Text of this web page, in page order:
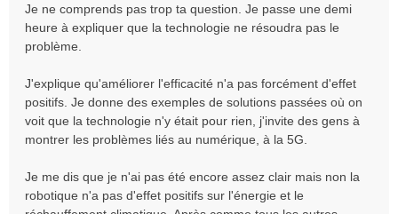
s
s
a
e
n
l
Je ne comprends pas trop ta question. Je passe une demi
heure à expliquer que la technologie ne résoudra pas le
problème.
J'explique qu'améliorer l'efficacité n'a pas forcément d'effet
positifs. Je donne des exemples de solutions passées où on
voit que la technologie n'y était pour rien, j'invite des gens à
montrer les problèmes liés au numérique, à la 5G.
Je me dis que je n'ai pas été encore assez clair mais non la
robotique n'a pas d'effet positifs sur l'énergie et le